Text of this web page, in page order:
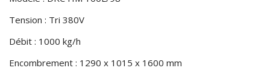
Tension : Tri 380V
Débit : 1000 kg/h
Encombrement : 1290 x 1015 x 1600 mm